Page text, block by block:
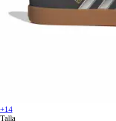
+14
Talla